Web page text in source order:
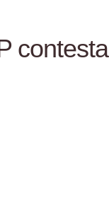
contesta